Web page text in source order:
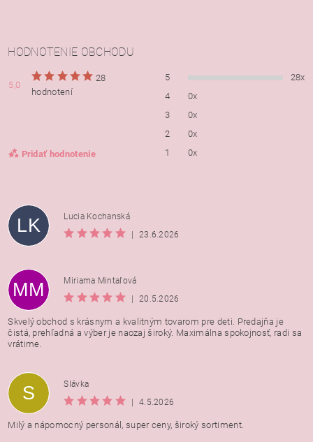
HODNOTENIE OBCHODU
5,0
28
hodnotení
Pridať hodnotenie
5
28x
4
0x
3
0x
2
0x
1
0x
Vložením hodnotenie súhlasíte s
osobných údajov
LK
Lucia Kochanská
23.6.2026
MM
Miriama Mintaľová
20.5.2026
Skvelý obchod s krásnym a kvalitným tovarom pre deti. Predajňa je
čistá, prehľadná a výber je naozaj široký. Maximálna spokojnosť, radi sa
vrátime.
S
Slávka
4.5.2026
Milý a nápomocný personál, super ceny, široký sortiment.